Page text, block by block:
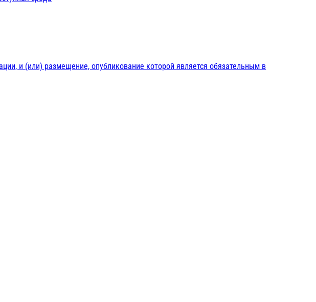
и (или) размещение, опубликование которой является обязательным в